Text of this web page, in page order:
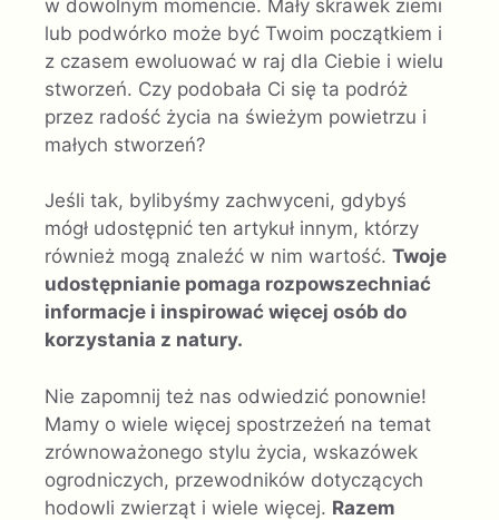
w dowolnym momencie. Mały skrawek ziemi
lub podwórko może być Twoim początkiem i
z czasem ewoluować w raj dla Ciebie i wielu
stworzeń. Czy podobała Ci się ta podróż
przez radość życia na świeżym powietrzu i
małych stworzeń?
Jeśli tak, bylibyśmy zachwyceni, gdybyś
mógł udostępnić ten artykuł innym, którzy
również mogą znaleźć w nim wartość. Twoje
udostępnianie pomaga rozpowszechniać
informacje i inspirować więcej osób do
korzystania z natury.
Nie zapomnij też nas odwiedzić ponownie!
Mamy o wiele więcej spostrzeżeń na temat
zrównoważonego stylu życia, wskazówek
ogrodniczych, przewodników dotyczących
hodowli zwierząt i wiele więcej. Razem